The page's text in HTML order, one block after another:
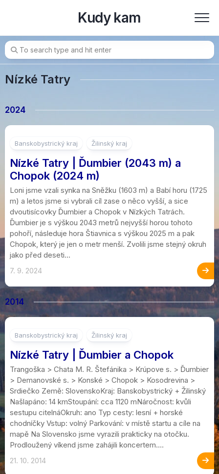
Kudy kam
Nízké Tatry
2024
Banskobystrický kraj Žilinský kraj
Nízké Tatry | Ďumbier (2043 m) a
Chopok (2024 m)
Loni jsme vzali synka na Sněžku (1603 m) a Babí horu (1725
m) a letos jsme si vybrali cíl zase o něco vyšší, a sice
dvoutisícovky Ďumbier a Chopok v Nízkých Tatrách.
Ďumbier je s výškou 2043 metrů nejvyšší horou tohoto
pohoří, následuje hora Štiavnica s výškou 2025 m a pak
Chopok, který je jen o metr menší. Zvolili jsme stejný okruh
jako před deseti...
7. 9. 2024
2014
Banskobystrický kraj Žilinský kraj
Nízké Tatry | Ďumbier a Chopok
Trangoška > Chata M. R. Štefánika > Krúpove s. > Ďumbier
> Demanovské s. > Konské > Chopok > Kosodrevina >
Srdiečko Země: SlovenskoKraj: Banskobystrický + Žilinský
Našlapáno: 14 kmStoupání: cca 1120 mNáročnost: kvůli
sestupu citelnáOkruh: ano Typ cesty: lesní + horské
chodníčky Vstup: volný Parkování: v místě startu a cíle na
mapě Na Slovensko jsme vyrazili prakticky na otočku.
Prodloužený víkend jsme zahájili koncertem....
21. 10. 2014